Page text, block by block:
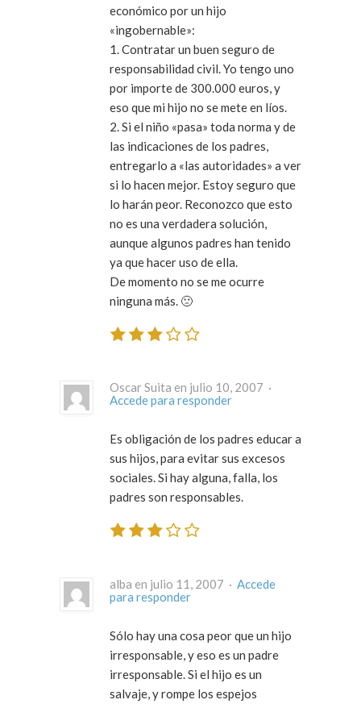
económico por un hijo
«ingobernable»:
1. Contratar un buen seguro de
responsabilidad civil. Yo tengo uno
por importe de 300.000 euros, y
eso que mi hijo no se mete en líos.
2. Si el niño «pasa» toda norma y de
las indicaciones de los padres,
entregarlo a «las autoridades» a ver
si lo hacen mejor. Estoy seguro que
lo harán peor. Reconozco que esto
no es una verdadera solución,
aunque algunos padres han tenido
ya que hacer uso de ella.
De momento no se me ocurre
ninguna más. 🙁
Oscar Suita en julio 10, 2007 ·
Accede para responder
Es obligación de los padres educar a
sus hijos, para evitar sus excesos
sociales. Si hay alguna, falla, los
padres son responsables.
alba en julio 11, 2007 · Accede
para responder
Sólo hay una cosa peor que un hijo
irresponsable, y eso es un padre
irresponsable. Si el hijo es un
salvaje, y rompe los espejos